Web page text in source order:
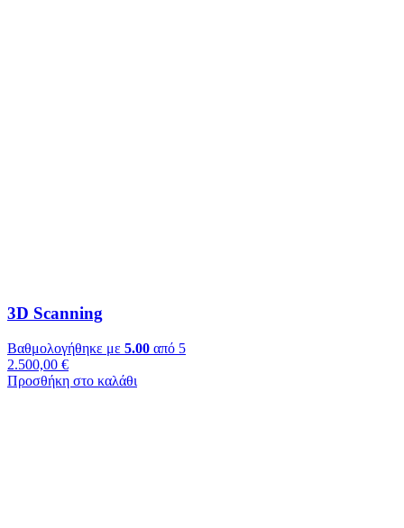
3D Scanning
Βαθμολογήθηκε με 5.00 από 5
2.500,00 €
Προσθήκη στο καλάθι